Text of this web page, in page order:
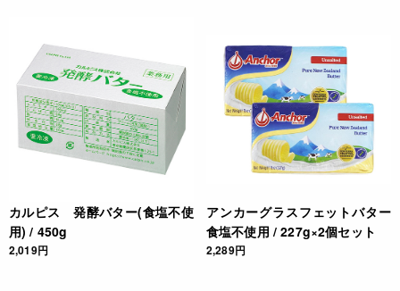
カルピス 発酵バター(食塩不使
用) / 450g
2,019円
アンカーグラスフェットバター
食塩不使用 / 227g×2個セット
2,289円